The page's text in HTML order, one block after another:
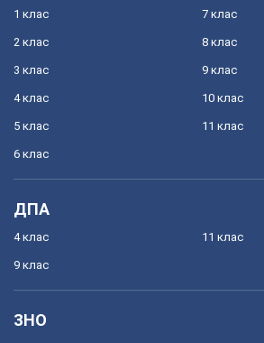
1 клас
2 клас
3 клас
4 клас
5 клас
6 клас
7 клас
8 клас
9 клас
10 клас
11 клас
ДПА
4 клас
9 клас
11 клас
ЗНО